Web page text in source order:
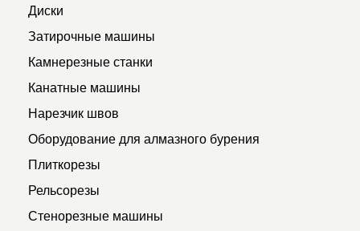
Диски
Затирочные машины
Камнерезные станки
Канатные машины
Нарезчик швов
Оборудование для алмазного бурения
Плиткорезы
Рельсорезы
Стенорезные машины